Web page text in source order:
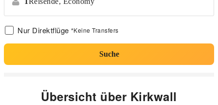
Nur Direktflüge *Keine Transfers
Suche
Übersicht über Kirkwall